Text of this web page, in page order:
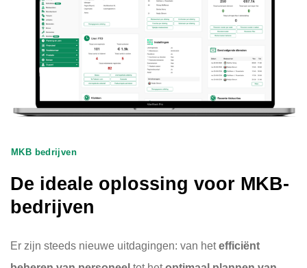
MKB bedrijven
De ideale oplossing voor MKB-
bedrijven
Er zijn steeds nieuwe uitdagingen: van hetefficiënt